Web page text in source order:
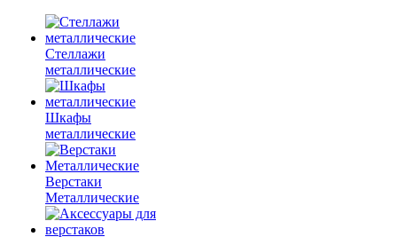
Стеллажи
металлические
Шкафы
металлические
Верстаки
Металлические